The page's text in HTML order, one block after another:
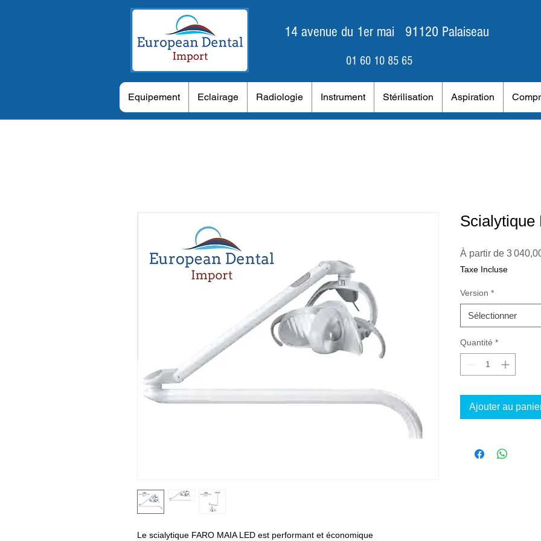
14 avenue du 1er mai 91120 Palaiseau
01 60 10 85 65
Equipement Eclairage Radiologie Instrument Stérilisation Aspiration
Le scialytique FARO MAIA LED est performant et économique
Scialytique
À partir de 3
Taxe Incluse
Version *
Sélectionner
Quantité *
Ajouter au